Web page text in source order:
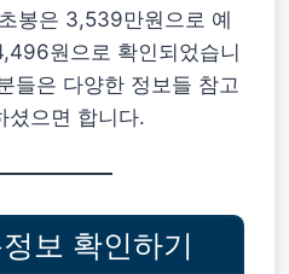
봉은 3,539만원으로 예
원으로 확인되었습니
들은 다양한 정보들 참고
셨으면 합니다.
보 확인하기